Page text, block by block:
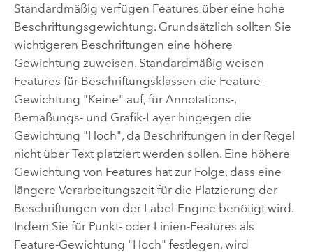
Standardmäßig verfügen Features über eine hohe
Beschriftungsgewichtung. Grundsätzlich sollten Sie
wichtigeren Beschriftungen eine höhere
Gewichtung zuweisen. Standardmäßig weisen
Features für Beschriftungsklassen die Feature-
Gewichtung "Keine" auf, für Annotations-,
Bemaßungs- und Grafik-Layer hingegen die
Gewichtung "Hoch", da Beschriftungen in der Regel
nicht über Text platziert werden sollen. Eine höhere
Gewichtung von Features hat zur Folge, dass eine
längere Verarbeitungszeit für die Platzierung der
Beschriftungen von der Label-Engine benötigt wird.
Indem Sie für Punkt- oder Linien-Features als
Feature-Gewichtung "Hoch" festlegen, wird